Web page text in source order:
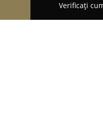
Verificați